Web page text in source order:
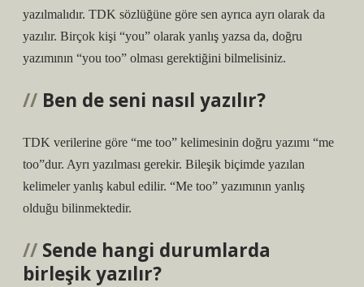
yazılmalıdır. TDK sözlüğüne göre sen ayrıca ayrı olarak da
yazılır. Birçok kişi “you” olarak yanlış yazsa da, doğru
yazımının “you too” olması gerektiğini bilmelisiniz.
Ben de seni nasıl yazılır?
TDK verilerine göre “me too” kelimesinin doğru yazımı “me
too”dur. Ayrı yazılması gerekir. Bileşik biçimde yazılan
kelimeler yanlış kabul edilir. “Me too” yazımının yanlış
olduğu bilinmektedir.
Sende hangi durumlarda
birleşik yazılır?